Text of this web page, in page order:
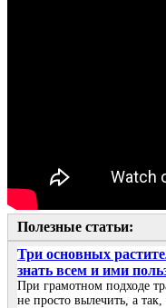
Полезные статьи:
Три основных
знать всем и ими
При грамотном подходе
не просто вылечить, а